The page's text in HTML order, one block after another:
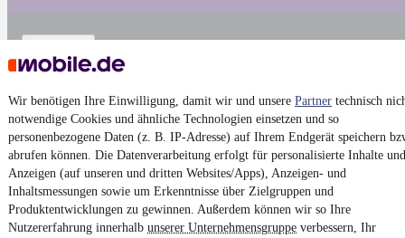
Wir benötigen Ihre Einwilligung, damit wir und unsere Partner technisch
notwendige Cookies und ähnliche Technologien einsetzen und so
personenbezogene Daten (z. B. IP-Adresse) auf Ihrem Endgerät speichern
abrufen können. Die Datenverarbeitung erfolgt für personalisierte Inhalte und
Anzeigen (auf unseren und dritten Websites/Apps), Anzeigen- und
Inhaltsmessungen sowie um Erkenntnisse über Zielgruppen und
Produktentwicklungen zu gewinnen. Außerdem können wir so Ihre
Nutzererfahrung innerhalb unserer Unternehmensgruppe verbessern, Ihr
Impressum
AGB
Vertrag widerrufen
Datenschutz
Datenschutzeinstellungen
Erklärung zur Barrierefreiheit
Report Security Vulnerability (English)